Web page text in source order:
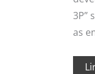
3P”
as